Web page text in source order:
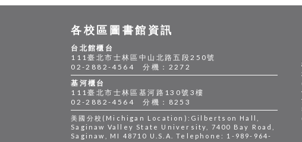
各校區圖書館資訊
台北館櫃台
111臺北市士林區中山北路五段250號
02-2882-4564 分機：2272
基河櫃台
111臺北市士林區基河路130號3樓
02-2882-4564 分機：8253
美國分校(Michigan Location):Gilbertson Hall,
Saginaw Valley State University, 7400 Bay Road,
Saginaw, MI 48710 U.S.A. Telephone: 1-989-964-